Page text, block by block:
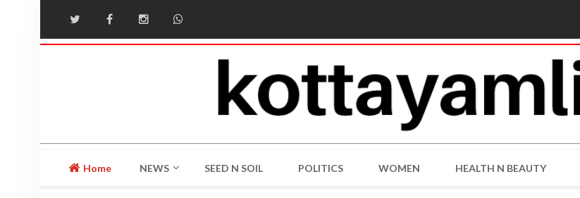
Home NEWS SEED N SOIL POLITICS WOMEN HEALTH N BEAUTY